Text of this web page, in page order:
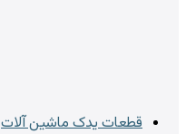
قطعات یدک ماشین آلات